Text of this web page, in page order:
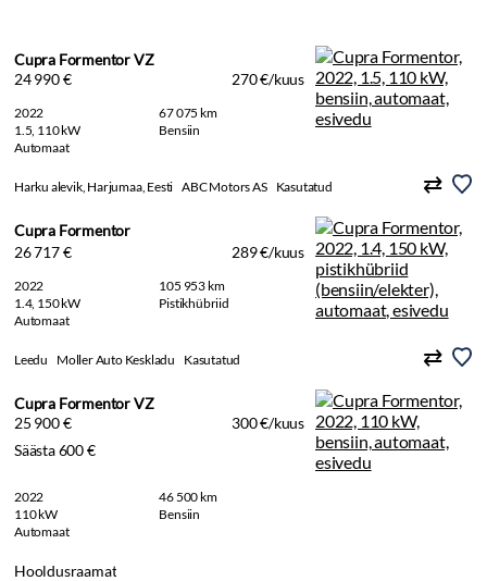
Cupra Formentor VZ
24 990 €
270 €/kuus
2022
67 075 km
1.5, 110 kW
Bensiin
Automaat
Harku alevik, Harjumaa, Eesti ABC Motors AS Kasutatud
Cupra Formentor
26 717 €
289 €/kuus
2022
105 953 km
1.4, 150 kW
Pistikhübriid
Automaat
Leedu Moller Auto Keskladu Kasutatud
Cupra Formentor VZ
25 900 €
300 €/kuus
Säästa 600 €
2022
46 500 km
110 kW
Bensiin
Automaat
Hooldusraamat